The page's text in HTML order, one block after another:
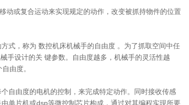
或复合运动来实现规定的动作，改变被抓持物件的位置
，称为 数控机床机械手的自由度 。为了抓取空间中任
手设计的关 键参数。自由度越多，机械手的灵活性越
由度。
个自由度的电机的控制，来完成特定动作。同时接收传感
单片机或dsp等微控制芯片构成，通过对其编程实现所要